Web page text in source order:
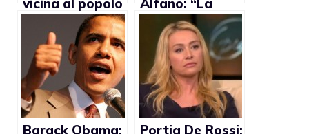
omosessuale:
“Le mie parole
sono state
male
interpretate”
famiglia?
Formata da
uomo e donna
che fanno figli”
Barack Obama: Portia De Rossi: